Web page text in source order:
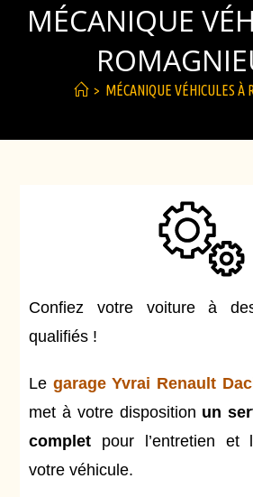
MÉCANIQUE
> MÉCANIQUE VÉHICULES À
Confiez votre voiture à
qualifiés !
Le garage Yvrai Renault
met à votre disposition un
complet pour l’entretien et
votre véhicule.